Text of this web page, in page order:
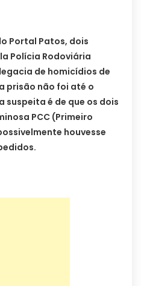
Portal Patos, dois
Polícia Rodoviária
de homicídios de
prisão não foi até o
suspeita é de que os dois
PCC (Primeiro
houvesse